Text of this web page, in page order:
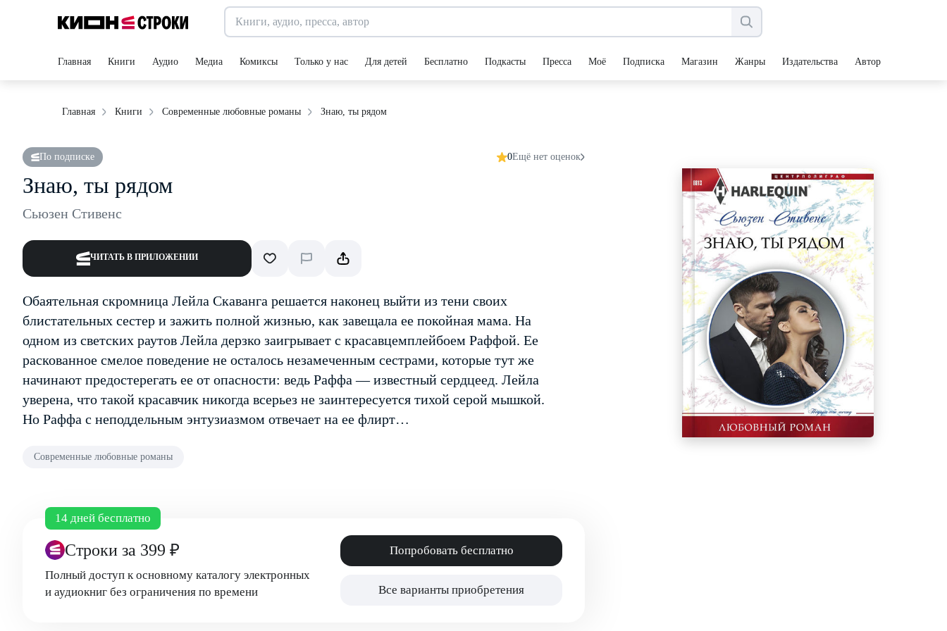
Главная Книги Аудио Медиа Комиксы Только у нас Для детей Бесплатно Подкасты Пресса Моё Подписка Магазин Жанры Издательства Авторы
Главная Книги Современные любовные романы Знаю, ты рядом
По подписке 0Ещё нет оценок
Знаю, ты рядом
Сьюзен Стивенс
ЧИТАТЬ В ПРИЛОЖЕНИИ
Обаятельная скромница Лейла Скаванга решается наконец вый­ти из тени своих
блистательных сестер и зажить полной жизнью, как завещала ее покойная мама. На
одном из светских раутов Лейла дерзко заигрывает с красавцем­плейбоем Раффой. Ее
раскованное смелое поведение не осталось незамеченным сестрами, которые тут же
начинают предостерегать ее от опасности: ведь Раффа — известный сердцеед. Лейла
уверена, что такой красавчик никогда всерьез не заинтересуется тихой серой мышкой.
Но Раффа с неподдельным энтузиазмом отвечает на ее флирт…
Современные любовные романы
14 дней бесплатно
Строки за 399 ₽
Полный доступ к основному каталогу электронных
и аудиокниг без ограничения по времени
Попробовать бесплатно
Все варианты приобретения